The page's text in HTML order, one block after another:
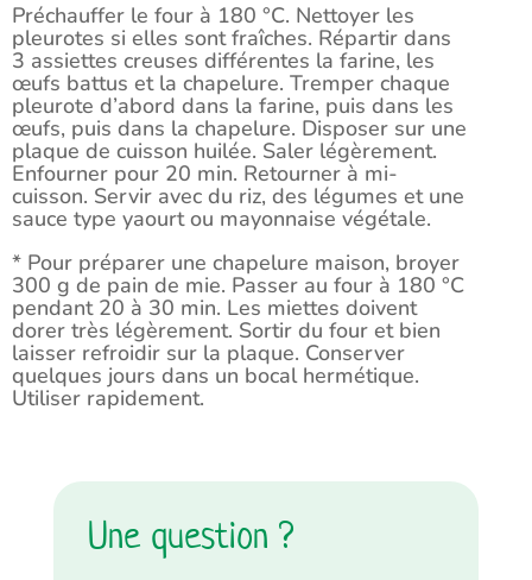
Préchauffer le four à 180 °C. Nettoyer les
pleurotes si elles sont fraîches. Répartir dans
3 assiettes creuses différentes la farine, les
œufs battus et la chapelure. Tremper chaque
pleurote d’abord dans la farine, puis dans les
œufs, puis dans la chapelure. Disposer sur une
plaque de cuisson huilée. Saler légèrement.
Enfourner pour 20 min. Retourner à mi-
cuisson. Servir avec du riz, des légumes et une
sauce type yaourt ou mayonnaise végétale.
* Pour préparer une chapelure maison, broyer
300 g de pain de mie. Passer au four à 180 °C
pendant 20 à 30 min. Les miettes doivent
dorer très légèrement. Sortir du four et bien
laisser refroidir sur la plaque. Conserver
quelques jours dans un bocal hermétique.
Utiliser rapidement.
Une question ?